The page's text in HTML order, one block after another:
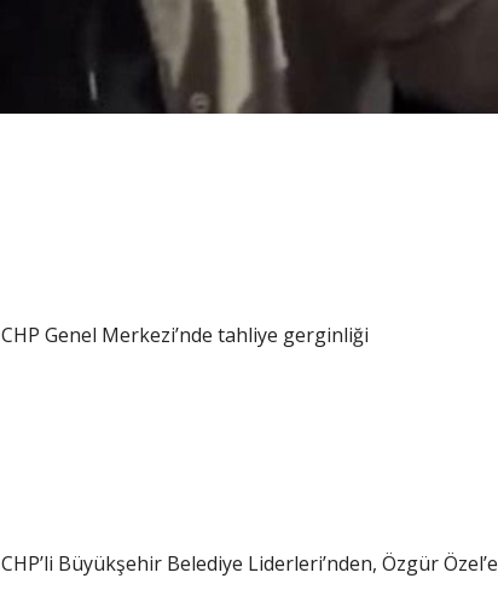
CHP Genel Merkezi’nde tahliye gerginliği
CHP’li Büyükşehir Belediye Liderleri’nden, Özgür Özel’e